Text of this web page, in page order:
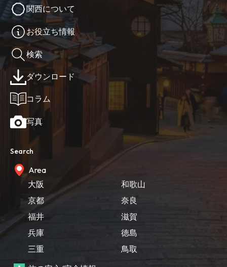
関西について
お役立ち情報
検索
ダウンロード
コラム
写真
Search
Area
大阪
京都
福井
兵庫
三重
和歌山
奈良
滋賀
徳島
鳥取